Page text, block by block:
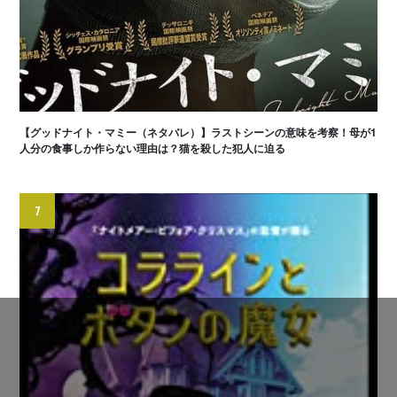
【グッドナイト・マミー（ネタバレ）】ラストシーンの意味を考察！母が1
人分の食事しか作らない理由は？猫を殺した犯人に迫る
7